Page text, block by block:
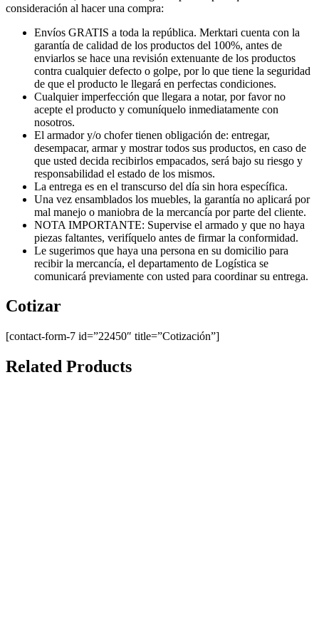
consideración al hacer una compra:
Envíos GRATIS a toda la república. Merktari cuenta con la
garantía de calidad de los productos del 100%, antes de
enviarlos se hace una revisión extenuante de los productos
contra cualquier defecto o golpe, por lo que tiene la seguridad
de que el producto le llegará en perfectas condiciones.
Cualquier imperfección que llegara a notar, por favor no
acepte el producto y comuníquelo inmediatamente con
nosotros.
El armador y/o chofer tienen obligación de: entregar,
desempacar, armar y mostrar todos sus productos, en caso de
que usted decida recibirlos empacados, será bajo su riesgo y
responsabilidad el estado de los mismos.
La entrega es en el transcurso del día sin hora específica.
Una vez ensamblados los muebles, la garantía no aplicará por
mal manejo o maniobra de la mercancía por parte del cliente.
NOTA IMPORTANTE: Supervise el armado y que no haya
piezas faltantes, verifíquelo antes de firmar la conformidad.
Le sugerimos que haya una persona en su domicilio para
recibir la mercancía, el departamento de Logística se
comunicará previamente con usted para coordinar su entrega.
Cotizar
[contact-form-7 id=”22450″ title=”Cotización”]
Related Products